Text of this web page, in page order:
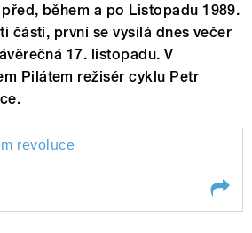
během a po Listopadu 1989.
částí, první se vysílá dnes večer
17. listopadu. V
Pilátem režisér cyklu Petr
revoluce